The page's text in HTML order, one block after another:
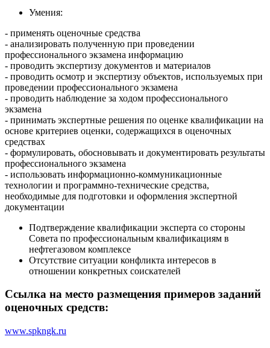
Умения:
- применять оценочные средства
- анализировать полученную при проведении
профессионального экзамена информацию
- проводить экспертизу документов и материалов
- проводить осмотр и экспертизу объектов, используемых при
проведении профессионального экзамена
- проводить наблюдение за ходом профессионального
экзамена
- принимать экспертные решения по оценке квалификации на
основе критериев оценки, содержащихся в оценочных
средствах
- формулировать, обосновывать и документировать результаты
профессионального экзамена
- использовать информационно-коммуникационные
технологии и программно-технические средства,
необходимые для подготовки и оформления экспертной
документации
Подтверждение квалификации эксперта со стороны
Совета по профессиональным квалификациям в
нефтегазовом комплексе
Отсутствие ситуации конфликта интересов в
отношении конкретных соискателей
Ссылка на место размещения примеров заданий
оценочных средств:
www.spkngk.ru